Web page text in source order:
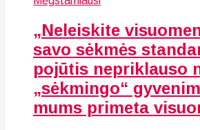
„Neleiskite
savo sėkmės
pojūtis nepriklauso
„sėkmingo“
mums primeta